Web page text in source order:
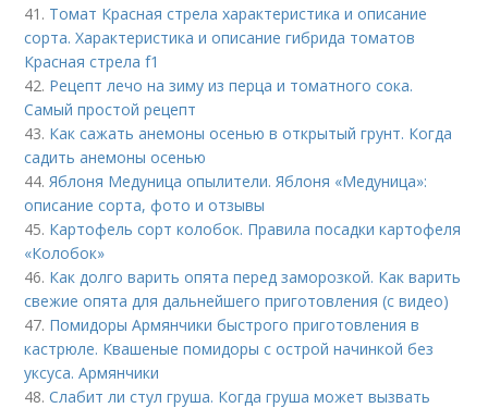
41. Томат Красная стрела характеристика и описание
сорта. Характеристика и описание гибрида томатов
Красная стрела f1
42. Рецепт лечо на зиму из перца и томатного сока.
Самый простой рецепт
43. Как сажать анемоны осенью в открытый грунт. Когда
садить анемоны осенью
44.Яблоня Медуница опылители. Яблоня «Медуница»:
описание сорта, фото и отзывы
45. Картофель сорт колобок. Правила посадки картофеля
«Колобок»
46. Как долго варить опята перед заморозкой. Как варить
свежие опята для дальнейшего приготовления (с видео)
47. Помидоры Армянчики быстрого приготовления в
кастрюле. Квашеные помидоры с острой начинкой без
уксуса. Армянчики
48.Слабит ли стул груша. Когда груша может вызвать